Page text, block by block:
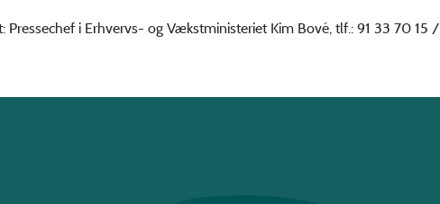
Pressechef i Erhvervs- og Vækstministeriet Kim Bové, tlf.: 91 33 70 15 /